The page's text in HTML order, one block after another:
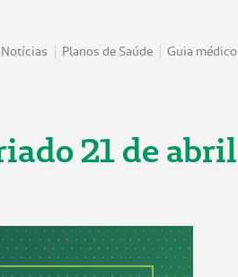
Notícias Planos de Saúde Guia médico
21 de abril